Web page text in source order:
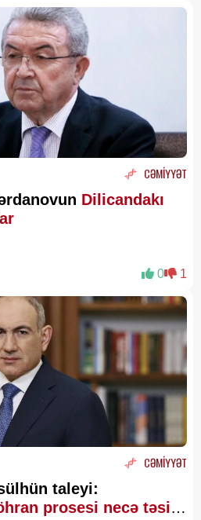
CƏMİYYƏT
Dilicandakı
0 1
CƏMİYYƏT
taleyi:
prosesi necə təsir